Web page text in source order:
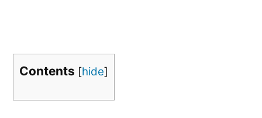
Contents [hide]